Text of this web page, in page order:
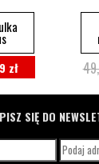
zł
SIĘ DO